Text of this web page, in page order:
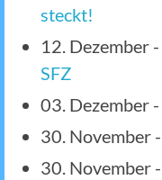
steckt!
12. Dezember -
SFZ
03. Dezember -
30. November -
30. November -